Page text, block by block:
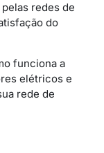
redes de
do
funciona a
elétricos e
rede de